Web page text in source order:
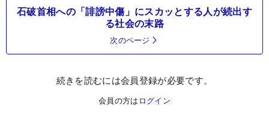
石破首相への「誹謗中傷」にスカッとする人が続出す
る社会の末路
次のページ
続きを読むには会員登録が必要です。
会員の方は ログイン